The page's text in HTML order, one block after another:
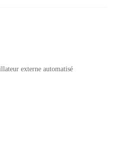
externe automatisé